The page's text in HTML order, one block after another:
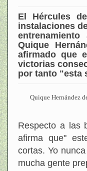
El Hércules
instalaciones
Quique
afirmado que
victorias
por tanto "esta
Quique Hernández
Respecto a las
afirma que"
cortas. Yo
mucha gente